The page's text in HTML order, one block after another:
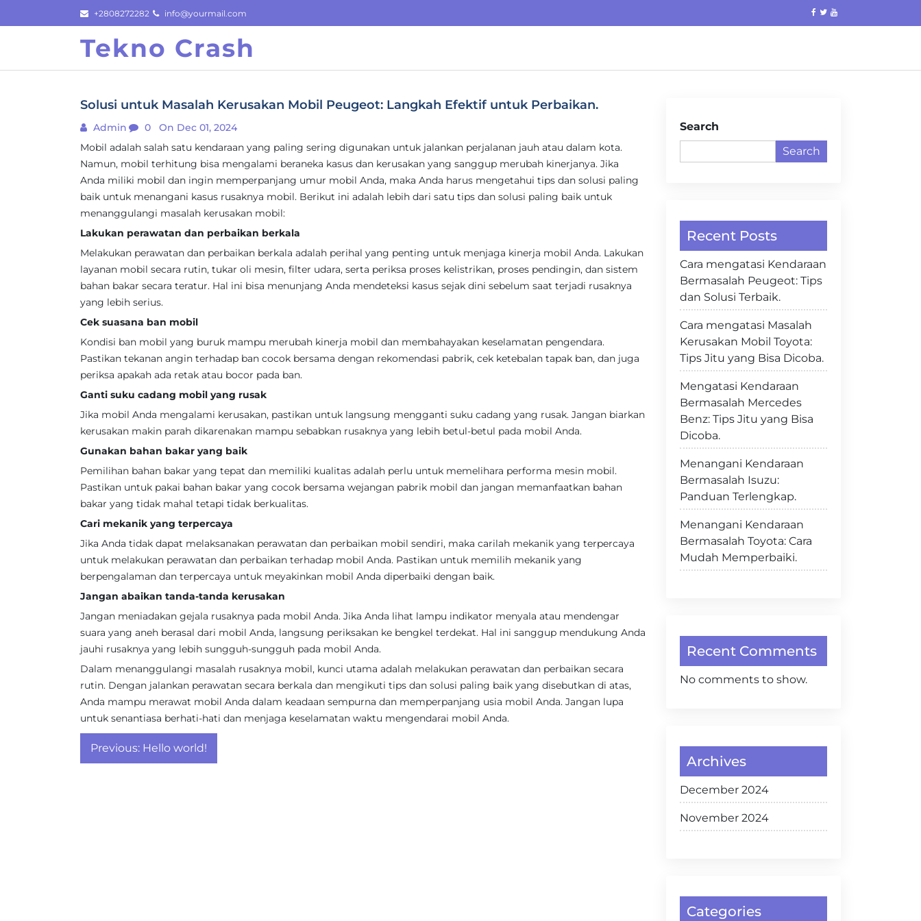
to
+2808272282 info@yourmail.com
Tekno Crash
Solusi untuk Masalah Kerusakan Mobil Peugeot: Langkah Efektif untuk Perbaikan.
Admin 0
On Dec 01, 2024
Mobil adalah salah satu kendaraan yang paling sering digunakan untuk jalankan perjalanan jauh atau dalam kota.
Namun, mobil terhitung bisa mengalami beraneka kasus dan kerusakan yang sanggup merubah kinerjanya. Jika
Anda miliki mobil dan ingin memperpanjang umur mobil Anda, maka Anda harus mengetahui tips dan solusi paling
baik untuk menangani kasus rusaknya mobil. Berikut ini adalah lebih dari satu tips dan solusi paling baik untuk
menanggulangi masalah kerusakan mobil:
Lakukan perawatan dan perbaikan berkala
Melakukan perawatan dan perbaikan berkala adalah perihal yang penting untuk menjaga kinerja mobil Anda. Lakukan
layanan mobil secara rutin, tukar oli mesin, filter udara, serta periksa proses kelistrikan, proses pendingin, dan sistem
bahan bakar secara teratur. Hal ini bisa menunjang Anda mendeteksi kasus sejak dini sebelum saat terjadi rusaknya
yang lebih serius.
Cek suasana ban mobil
Kondisi ban mobil yang buruk mampu merubah kinerja mobil dan membahayakan keselamatan pengendara.
Pastikan tekanan angin terhadap ban cocok bersama dengan rekomendasi pabrik, cek ketebalan tapak ban, dan juga
periksa apakah ada retak atau bocor pada ban.
Ganti suku cadang mobil yang rusak
Jika mobil Anda mengalami kerusakan, pastikan untuk langsung mengganti suku cadang yang rusak. Jangan biarkan
kerusakan makin parah dikarenakan mampu sebabkan rusaknya yang lebih betul-betul pada mobil Anda.
Gunakan bahan bakar yang baik
Pemilihan bahan bakar yang tepat dan memiliki kualitas adalah perlu untuk memelihara performa mesin mobil.
Pastikan untuk pakai bahan bakar yang cocok bersama wejangan pabrik mobil dan jangan memanfaatkan bahan
bakar yang tidak mahal tetapi tidak berkualitas.
Cari mekanik yang terpercaya
Jika Anda tidak dapat melaksanakan perawatan dan perbaikan mobil sendiri, maka carilah mekanik yang terpercaya
untuk melakukan perawatan dan perbaikan terhadap mobil Anda. Pastikan untuk memilih mekanik yang
berpengalaman dan terpercaya untuk meyakinkan mobil Anda diperbaiki dengan baik.
Jangan abaikan tanda-tanda kerusakan
Jangan meniadakan gejala rusaknya pada mobil Anda. Jika Anda lihat lampu indikator menyala atau mendengar
suara yang aneh berasal dari mobil Anda, langsung periksakan ke bengkel terdekat. Hal ini sanggup mendukung Anda
jauhi rusaknya yang lebih sungguh-sungguh pada mobil Anda.
Dalam menanggulangi masalah rusaknya mobil, kunci utama adalah melakukan perawatan dan perbaikan secara
rutin. Dengan jalankan perawatan secara berkala dan mengikuti tips dan solusi paling baik yang disebutkan di atas,
Anda mampu merawat mobil Anda dalam keadaan sempurna dan memperpanjang usia mobil Anda. Jangan lupa
untuk senantiasa berhati-hati dan menjaga keselamatan waktu mengendarai mobil Anda.
Post
navigation
Previous: Hello world!
Search
Search
Recent Posts
Cara mengatasi Kendaraan
Bermasalah Peugeot: Tips
dan Solusi Terbaik.
Cara mengatasi Masalah
Kerusakan Mobil Toyota:
Tips Jitu yang Bisa Dicoba.
Mengatasi Kendaraan
Bermasalah Mercedes
Benz: Tips Jitu yang Bisa
Dicoba.
Menangani Kendaraan
Bermasalah Isuzu:
Panduan Terlengkap.
Menangani Kendaraan
Bermasalah Toyota: Cara
Mudah Memperbaiki.
Recent Comments
No comments to show.
Archives
December 2024
November 2024
Categories